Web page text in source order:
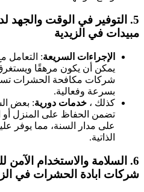
5. التوفير في الوقت والجهد
مبيدات في الزيدية
الإجراءات السريعة: التعامل
يمكن أن يكون مرهقًا
شركات مكافحة الحشرات
بسرعة وفعالية.
كذلك ، خدمات دورية: بعض
تضمن الحفاظ على المنزل
على مدار السنة، مما يوفر
الذاتية.
6. السلامة والاستخدام الآمن
شركات ابادة الحشرات في